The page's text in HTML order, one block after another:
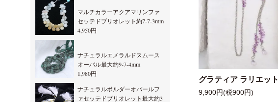
グラティア ラリエット
9,900円(税900円)
マルチカラーアクアマリンファ
セッテドブリオレット約7-7-3mm
4,950円
ナチュラルエメラルドスムース
オーバル最大約9-7-4mm
1,980円
ナチュラルボルダーオパールフ
ァセッテドブリオレット最大約3